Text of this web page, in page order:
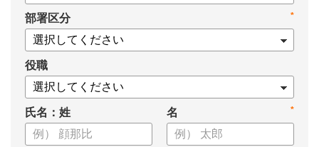
・1on1とは何か？
・1on1の基本的なやり方
・ 1on1 の基本アジェンダと質問例
についてまとめましたので、ぜひお役立てください。
*
部署区分
役職
氏名：姓 *
名